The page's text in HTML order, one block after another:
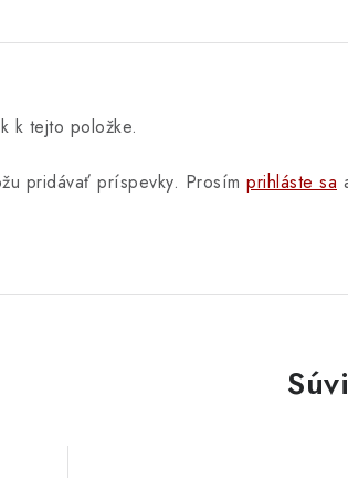
k tejto položke.
pridávať príspevky. Prosím prihláste sa